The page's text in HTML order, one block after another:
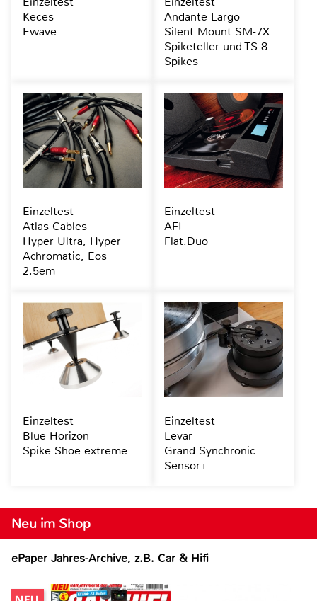
Neu im Shop
ePaper Jahres-Archive, z.B. Car & Hifi
Keces
Ewave
Andante Largo
Silent Mount SM-7X
Spiketeller und TS-8
Spikes
Einzeltest
Atlas Cables
Hyper Ultra, Hyper
Achromatic, Eos
2.5em
Einzeltest
AFI
Flat.Duo
Einzeltest
Blue Horizon
Spike Shoe extreme
Einzeltest
Levar
Grand Synchronic
Sensor+